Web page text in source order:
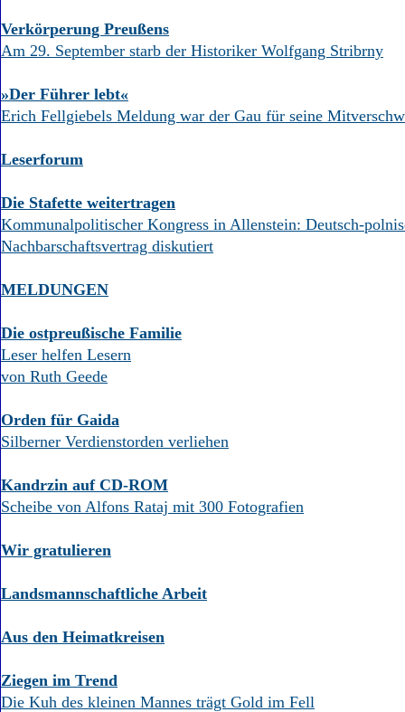
Verkörperung Preußens
Am 29. September starb der Historiker Wolfgang Stribrny
»Der Führer lebt«
Erich Fellgiebels Meldung war der Gau für seine
Leserforum
Die Stafette weitertragen
Kommunalpolitischer Kongress in Allenstein: Deutsch-
Nachbarschaftsvertrag diskutiert
MELDUNGEN
Die ostpreußische Familie
Leser helfen Lesern
von Ruth Geede
Orden für Gaida
Silberner Verdienstorden verliehen
Kandrzin auf CD-ROM
Scheibe von Alfons Rataj mit 300 Fotografien
Wir gratulieren
Landsmannschaftliche Arbeit
Aus den Heimatkreisen
Ziegen im Trend
Die Kuh des kleinen Mannes trägt Gold im Fell